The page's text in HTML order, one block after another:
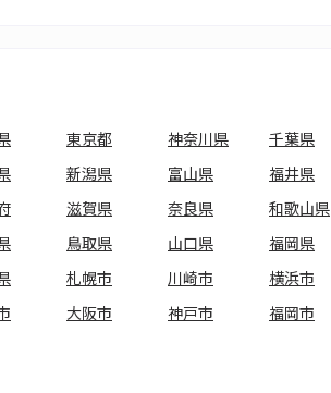
東京都 神奈川県
千葉県
新潟県 富山県
福井県
滋賀県 奈良県
和歌山県
鳥取県 山口県
福岡県
札幌市 川崎市
横浜市
大阪市 神戸市
福岡市